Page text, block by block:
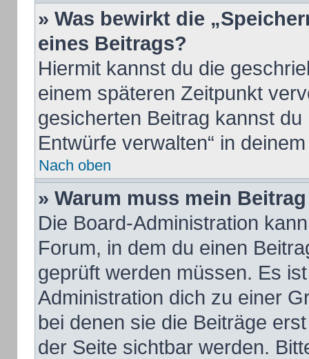
» Was bewirkt die
eines Beitrags?
Hiermit kannst du die
einem späteren Zeitpunkt
gesicherten Beitrag kannst
Entwürfe verwalten“ in
Nach oben
» Warum muss mein
Die Board-Administration
Forum, in dem du einen
geprüft werden müssen. Es
Administration dich zu einer
bei denen sie die Beiträge
der Seite sichtbar werden.